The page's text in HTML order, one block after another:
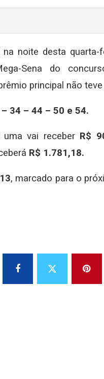
noite desta
Sena do
principal não teve
34 – 44 – 50 e 54.
vai receber R$
R$ 1.781,18.
, marcado para o